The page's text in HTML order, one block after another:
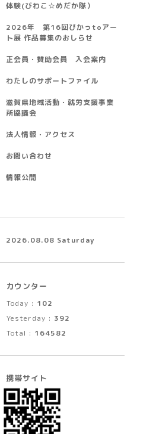
体験(びわこ☆めだか隊）
2026年 第16回ぴかっtoアー
ト展 作品募集のおしらせ
正会員・賛助会員 入会案内
わたしのサポートファイル
滋賀県地域活動・就労支援事業
所協議会
法人情報・アクセス
お問い合わせ
情報公開
2026.08.08 Saturday
カウンター
Today : 102
Yesterday : 392
Total : 164582
携帯サイト